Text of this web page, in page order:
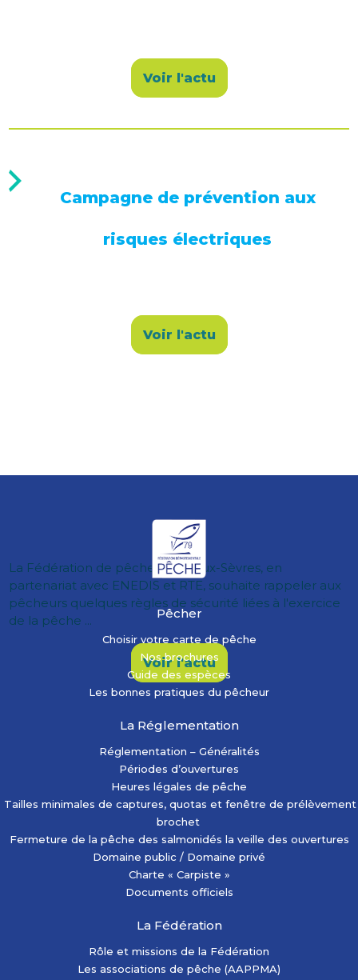
Voir l'actu
Voir l'actu
Campagne de prévention aux
risques électriques
La Fédération de pêche des Deux-Sèvres, en
partenariat avec ENEDIS et RTE, souhaite rappeler aux
pêcheurs quelques règles de sécurité liées à l'exercice
de la pêche ...
Voir l'actu
Pêcher
Choisir votre carte de pêche
Nos brochures
Guide des espèces
Les bonnes pratiques du pêcheur
La Réglementation
Réglementation – Généralités
Périodes d’ouvertures
Heures légales de pêche
Tailles minimales de captures, quotas et fenêtre de prélèvement
brochet
Fermeture de la pêche des salmonidés la veille des ouvertures
Domaine public / Domaine privé
Charte « Carpiste »
Documents officiels
La Fédération
Rôle et missions de la Fédération
Les associations de pêche (AAPPMA)